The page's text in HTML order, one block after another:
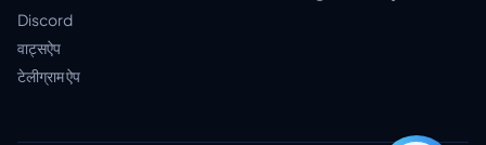
Discord
वाट्सऐप
टेलीग्राम ऐप